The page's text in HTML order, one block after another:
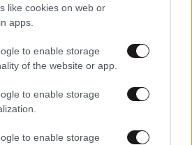
like cookies on web or
apps.
to enable storage
of the website or app.
to enable storage
to enable storage
ο Λαρεντζάκης και
ομάδα-έκπληξη!